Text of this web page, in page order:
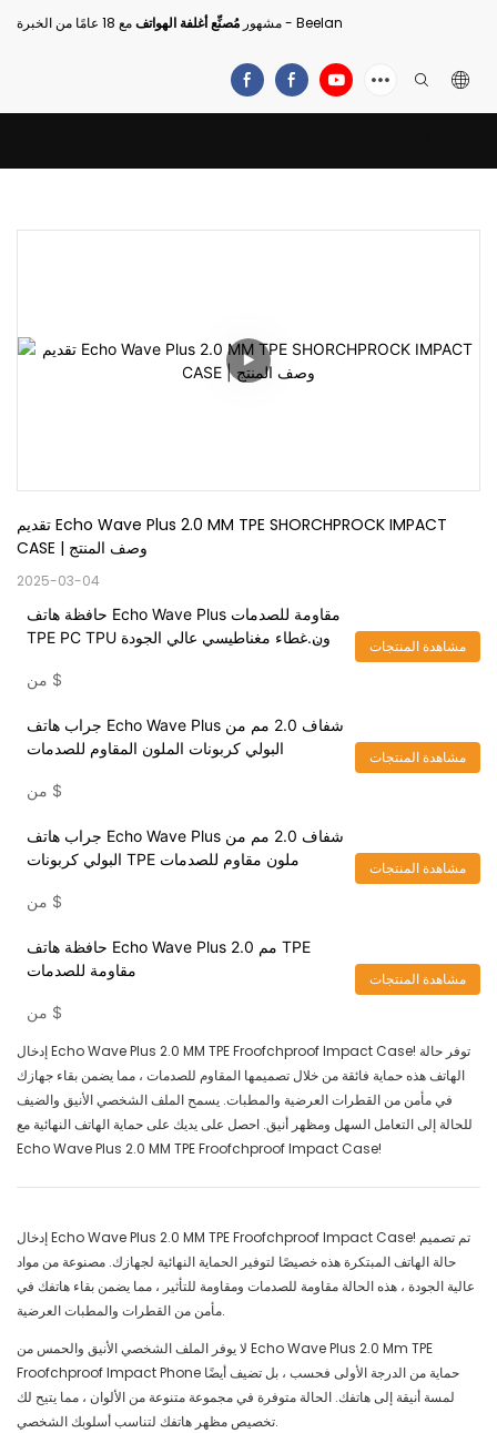
مشهور مُصنِّع أغلفة الهواتف مع 18 عامًا من الخبرة - Beelan
تقديم Echo Wave Plus 2.0 MM TPE SHORCHPROCK IMPACT
CASE | وصف المنتج
2025-03-04
حافظة هاتف Echo Wave Plus مقاومة للصدمات
TPE PC TPU بدون غطاء مغناطيسي عالي الجودة
$
مشاهدة المنتجات
جراب هاتف Echo Wave Plus شفاف 2.0 مم من
البولي كربونات الملون المقاوم للصدمات
$
مشاهدة المنتجات
جراب هاتف Echo Wave Plus شفاف 2.0 مم من
البولي كربونات TPE ملون مقاوم للصدمات
$
مشاهدة المنتجات
حافظة هاتف Echo Wave Plus 2.0 مم TPE
مقاومة للصدمات
$
مشاهدة المنتجات
إدخال Echo Wave Plus 2.0 MM TPE Froofchproof Impact Case! توفر حالة
الهاتف هذه حماية فائقة من خلال تصميمها المقاوم للصدمات ، مما يضمن بقاء جهازك
في مأمن من القطرات العرضية والمطبات. يسمح الملف الشخصي الأنيق والضيف
للحالة إلى التعامل السهل ومظهر أنيق. احصل على يديك على حماية الهاتف النهائية مع
Echo Wave Plus 2.0 MM TPE Froofchproof Impact Case!
إدخال Echo Wave Plus 2.0 MM TPE Froofchproof Impact Case! تم تصميم
حالة الهاتف المبتكرة هذه خصيصًا لتوفير الحماية النهائية لجهازك. مصنوعة من مواد
عالية الجودة ، هذه الحالة مقاومة للصدمات ومقاومة للتأثير ، مما يضمن بقاء هاتفك في
مأمن من القطرات والمطبات العرضية.
لا يوفر الملف الشخصي الأنيق والحمس من Echo Wave Plus 2.0 Mm TPE
Froofchproof Impact Phone حماية من الدرجة الأولى فحسب ، بل تضيف أيضًا
لمسة أنيقة إلى هاتفك. الحالة متوفرة في مجموعة متنوعة من الألوان ، مما يتيح لك
تخصيص مظهر هاتفك لتناسب أسلوبك الشخصي.